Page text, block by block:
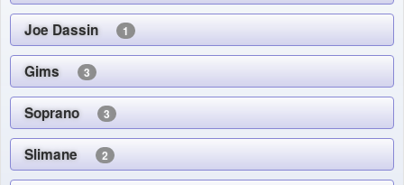
Joe Dassin 1
Gims 3
Soprano 3
Slimane 2